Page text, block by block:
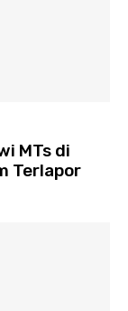
MTs di
Terlapor